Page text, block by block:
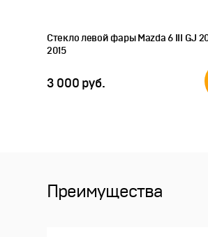
Стекло левой фары Mazda 6 III GJ
2015
3 000 руб.
Преимущества